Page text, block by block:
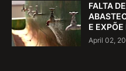
FALTA
E
April 02,